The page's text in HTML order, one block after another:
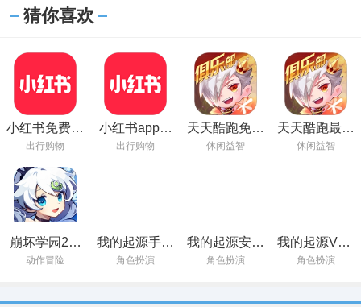
猜你喜欢
小红书免费下
载不用登录
出行购物
小红书app下
载安装2024
出行购物
天天酷跑免费
下载安装
休闲益智
天天酷跑最新
官方版
休闲益智
崩坏学园2官
方最新正版
动作冒险
我的起源手游
官方正版下载
角色扮演
我的起源安卓
最新版下载
角色扮演
我的起源V1.2
最新版下载
角色扮演